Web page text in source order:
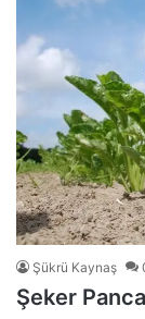
Şükrü Kaynaş
Şeker